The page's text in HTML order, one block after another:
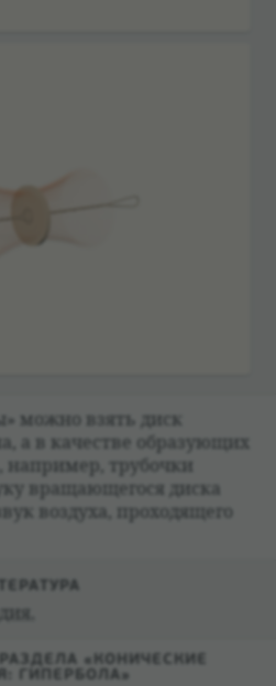
можно взять диск
а в каче­стве обра­зующих
напри­мер, тру­бочки
вращающегося диска
воз­духа, про­хо­дящего
«КОНИЧЕСКИЕ
ГИПЕРБОЛА»